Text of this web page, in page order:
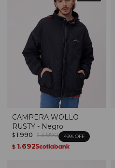
CAMPERA WOLLO
RUSTY - Negro
$ 1.990 $ 3.890 49
$ 1.692